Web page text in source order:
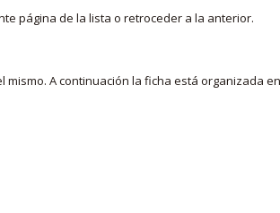
página de la lista o retroceder a la anterior.
A continuación la ficha está organizada